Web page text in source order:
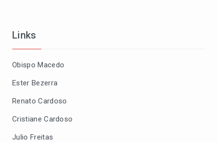
Links
Obispo Macedo
Ester Bezerra
Renato Cardoso
Cristiane Cardoso
Julio Freitas